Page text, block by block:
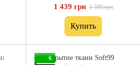
1 439 грн 1 599 грн
Купить
6